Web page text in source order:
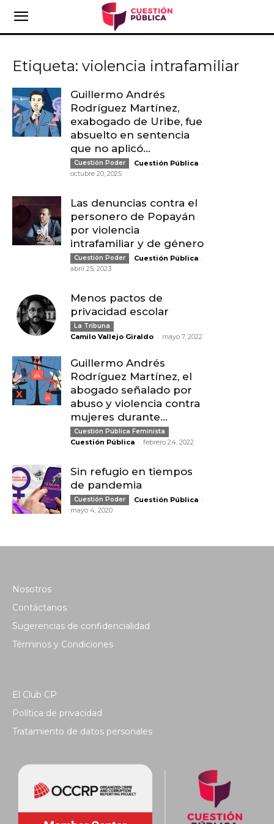
Etiqueta: violencia intrafamiliar
Guillermo Andrés
Rodríguez Martínez,
exabogado de Uribe, fue
absuelto en sentencia
que no aplicó...
Cuestión Poder Cuestión Pública -
octubre 20, 2025
Las denuncias contra el
personero de Popayán
por violencia
intrafamiliar y de género
Cuestión Poder Cuestión Pública -
abril 25, 2023
Menos pactos de
privacidad escolar
La Tribuna
Camilo Vallejo Giraldo - mayo 7, 2022
Guillermo Andrés
Rodríguez Martínez, el
abogado señalado por
abuso y violencia contra
mujeres durante...
Cuestión Pública Feminista
Cuestión Pública - febrero 24, 2022
Sin refugio en tiempos
de pandemia
Cuestión Poder Cuestión Pública -
mayo 4, 2020
Nosotros
Contáctanos
Sugerencias de confidencialidad
Términos y Condiciones
El Club CP
Política de privacidad
Tratamiento de datos personales